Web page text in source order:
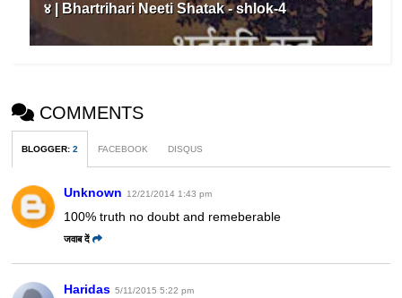
४ | Bhartrihari Neeti Shatak - shlok-4
COMMENTS
BLOGGER:2 FACEBOOK DISQUS
Unknown 12/21/2014 1:43 pm
100% truth no doubt and remeberable
जवाब दें
Haridas 5/11/2015 5:22 pm